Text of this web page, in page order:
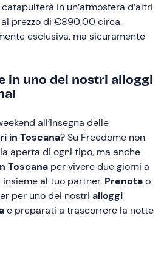
in un’atmosfera d’altri
prezzo di €890,00 circa.
esclusiva, ma sicuramente
in uno dei nostri alloggi
all’insegna delle
in Toscana? Su Freedome non
aperta di ogni tipo, ma anche
Toscana per vivere due giorni a
al tuo partner. Prenotao
per uno dei nostri alloggi
e preparati a trascorrere la notte